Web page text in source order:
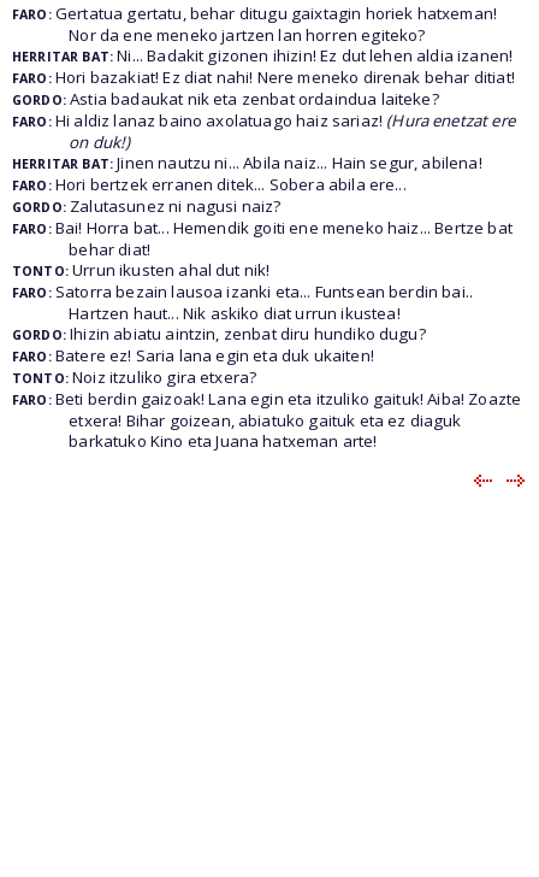
FARO:Gertatua gertatu, behar ditugu gaixtagin horiek hatxeman!
Nor da ene meneko jartzen lan horren egiteko?
HERRITAR BAT: Ni... Badakit gizonen ihizin! Ez dut lehen aldia izanen!
FARO:Hori bazakiat! Ez diat nahi! Nere meneko direnak behar ditiat!
GORDO:Astia badaukat nik eta zenbat ordaindua laiteke?
FARO:Hi aldiz lanaz baino axolatuago haiz sariaz! (Hura enetzat ere
on duk!)
HERRITAR BAT: Jinen nautzu ni... Abila naiz... Hain segur, abilena!
FARO:Hori bertzek erranen ditek... Sobera abila ere...
GORDO:Zalutasunez ni nagusi naiz?
FARO:Bai! Horra bat... Hemendik goiti ene meneko haiz... Bertze bat
behar diat!
TONTO:Urrun ikusten ahal dut nik!
FARO:Satorra bezain lausoa izanki eta... Funtsean berdin bai..
Hartzen haut... Nik askiko diat urrun ikustea!
GORDO:Ihizin abiatu aintzin, zenbat diru hundiko dugu?
FARO:Batere ez! Saria lana egin eta duk ukaiten!
TONTO:Noiz itzuliko gira etxera?
FARO:Beti berdin gaizoak! Lana egin eta itzuliko gaituk! Aiba! Zoazte
etxera! Bihar goizean, abiatuko gaituk eta ez diaguk
barkatuko Kino eta Juana hatxeman arte!